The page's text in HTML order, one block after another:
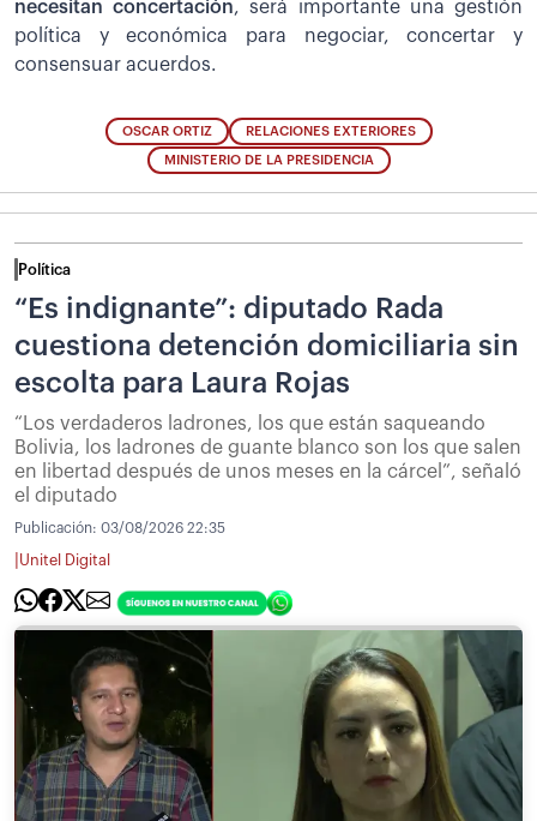
necesitan concertación, será importante una gestión
política y económica para negociar, concertar y
consensuar acuerdos.
OSCAR ORTIZ RELACIONES EXTERIORES
MINISTERIO DE LA PRESIDENCIA
Política
“Es indignante”: diputado Rada
cuestiona detención domiciliaria sin
escolta para Laura Rojas
“Los verdaderos ladrones, los que están saqueando
Bolivia, los ladrones de guante blanco son los que salen
en libertad después de unos meses en la cárcel”, señaló
el diputado
Publicación: 03/08/2026 22:35
Unitel Digital